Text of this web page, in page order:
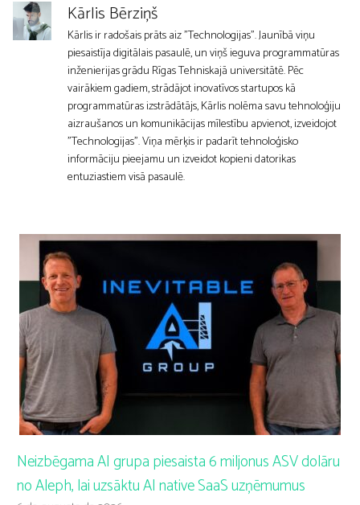
Kārlis Bērziņš
Kārlis ir radošais prāts aiz "Technologijas". Jaunībā viņu
piesaistīja digitālais pasaulē, un viņš ieguva programmatūras
inženierijas grādu Rīgas Tehniskajā universitātē. Pēc
vairākiem gadiem, strādājot inovatīvos startupos kā
programmatūras izstrādātājs, Kārlis nolēma savu tehnoloģiju
aizraušanos un komunikācijas mīlestību apvienot, izveidojot
"Technologijas". Viņa mērķis ir padarīt tehnoloģisko
informāciju pieejamu un izveidot kopieni datorikas
entuziastiem visā pasaulē.
Neizbēgama AI grupa piesaista 6 miljonus ASV dolāru
no Aleph, lai uzsāktu AI native SaaS uzņēmumus